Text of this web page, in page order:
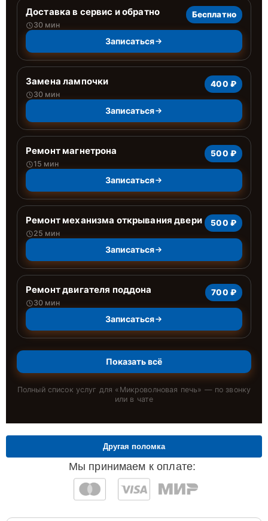
Доставка в сервис и обратно
30 мин
Бесплатно
Записаться
Замена лампочки
30 мин
400 ₽
Записаться
Ремонт магнетрона
15 мин
500 ₽
Записаться
Ремонт механизма открывания двери
25 мин
500 ₽
Записаться
Ремонт двигателя поддона
30 мин
700 ₽
Записаться
Показать всё
Полный список услуг для « Микроволновая печь» — по звонку
или в чате
Мы принимаем к оплате:
Другая поломка